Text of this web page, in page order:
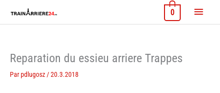
contenu
Menu
0
Reparation du essieu arriere Trappes
Par pdlugosz /20.3.2018